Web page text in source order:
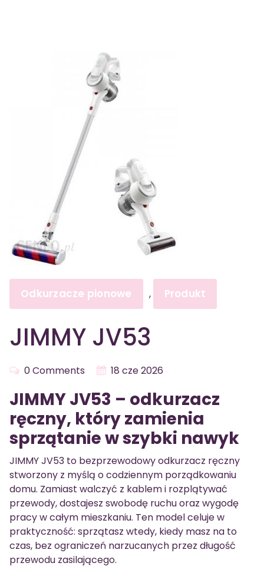
Odkurzacze pionowe , Produkt
JIMMY JV53
0 Comments 18 cze 2026
JIMMY JV53 – odkurzacz
ręczny, który zamienia
sprzątanie w szybki nawyk
JIMMY JV53 to bezprzewodowy odkurzacz ręczny
stworzony z myślą o codziennym porządkowaniu
domu. Zamiast walczyć z kablem i rozplątywać
przewody, dostajesz swobodę ruchu oraz wygodę
pracy w całym mieszkaniu. Ten model celuje w
praktyczność: sprzątasz wtedy, kiedy masz na to
czas, bez ograniczeń narzucanych przez długość
przewodu zasilającego.